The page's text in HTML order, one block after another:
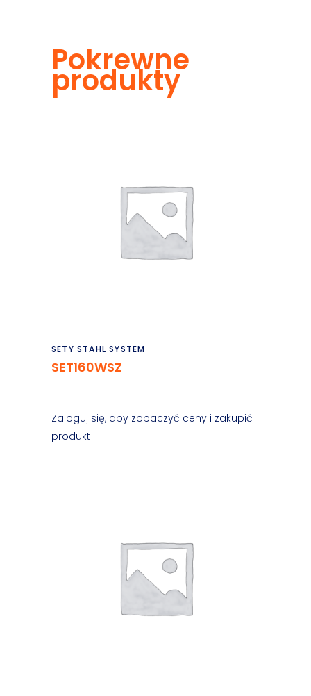
Pokrewne
produkty
Czytaj dalej
SETY STAHL SYSTEM
SET160WSZ
Zaloguj się, aby zobaczyć ceny i zakupić
produkt